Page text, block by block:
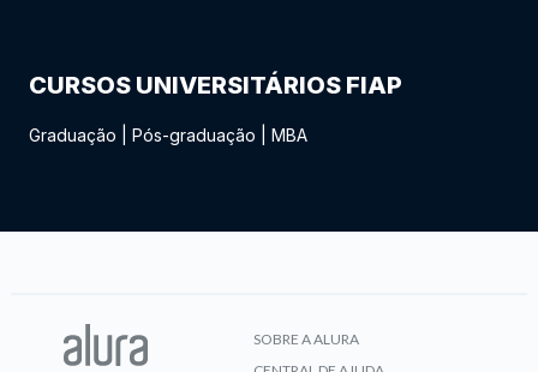
CURSOS UNIVERSITÁRIOS FIAP
Graduação Pós-graduação MBA
SOBRE A ALURA